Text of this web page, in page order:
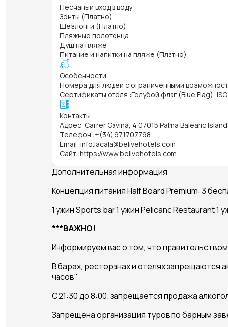
Песчаный вход в воду
Зонты (Платно)
Шезлонги (Платно)
Пляжные полотенца
Душ на пляже
Питание и напитки на пляже (Платно)
Особенности
Номера для людей с ограниченными
Сертификаты отеля :Голубой флаг (Blue Flag),
Контакты
Адрес :Carrer Gavina, 4 07015 Palma Balearic
Телефон :+(34) 971707798
Email :info.lacala@belivehotels.com
Сайт :https://www.belivehotels.com
Дополнительная информация
Концепция питания Half Board Premium: 3
1 ужин Sports bar 1 ужин Pelicano Restaurant 1
***ВАЖНО!
Информируем вас о том, что
В барах, ресторанах и отелях запрещаются
часов"
С 21:30 до 8:00. запрещается продажа
Запрещена организация туров по барным